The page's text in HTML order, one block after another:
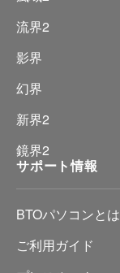
流界2
影界
幻界
新界2
鏡界2
サポート情報
BTOパソコンとは
ご利用ガイド